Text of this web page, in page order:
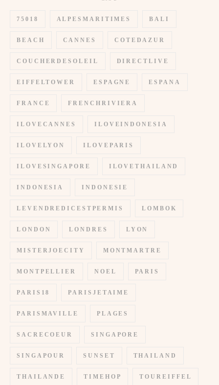
75018 ALPESMARITIMES BALI
BEACH CANNES COTEDAZUR
COUCHERDESOLEIL DIRECTLIVE
EIFFELTOWER ESPAGNE ESPANA
FRANCE FRENCHRIVIERA
ILOVECANNES ILOVEINDONESIA
ILOVELYON ILOVEPARIS
ILOVESINGAPORE ILOVETHAILAND
INDONESIA INDONESIE
LEVENDREDICESTPERMIS LOMBOK
LONDON LONDRES LYON
MISTERJOECITY MONTMARTRE
MONTPELLIER NOEL PARIS
PARIS18 PARISJETAIME
PARISMAVILLE PLAGES
SACRECOEUR SINGAPORE
SINGAPOUR SUNSET THAILAND
THAILANDE TIMEHOP TOUREIFFEL